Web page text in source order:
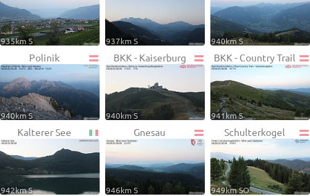
935km S 937km S 940km S
Polinik
940km S
BKK - Kaiserburg
940km S
BKK - Country Trail
941km S
Kalterer See
942km S
Gnesau
946km S
Schulterkogel
949km SO